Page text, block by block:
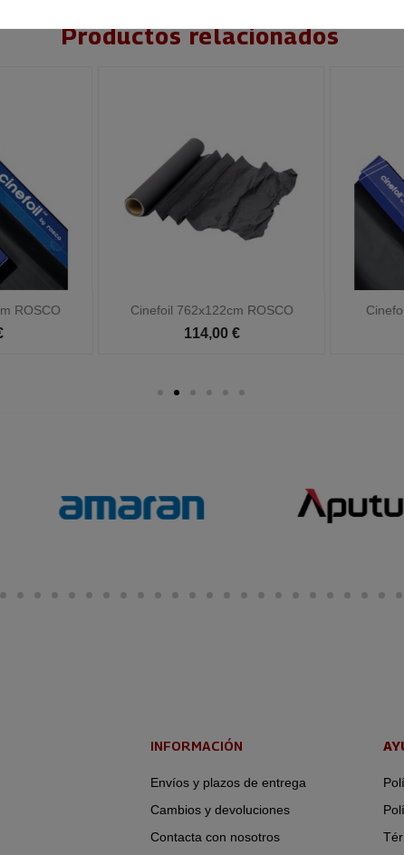
Productos relacionados
Cinefoil 762x122cm ROSCO
Vista rápida Cinefoil 762x61cm ROSCO
Vista rápida
INFORMACIÓN
Envíos y plazos de entrega
Cambios y devoluciones
Contacta con nosotros